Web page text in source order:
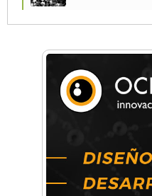
Mariana Croce:
un
seguridad"
Música, teatro,
Conocé todos